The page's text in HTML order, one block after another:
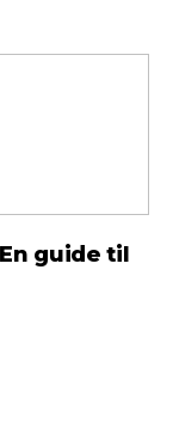
guide til